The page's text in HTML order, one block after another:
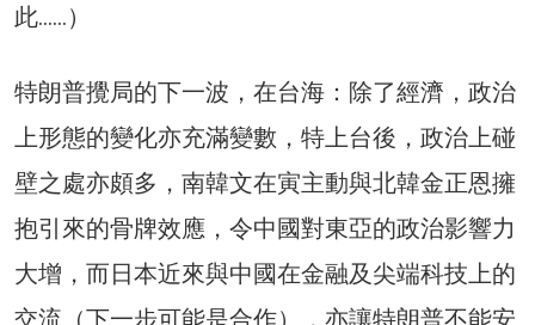
此……）
特朗普攪局的下一波，在台海：除了經濟，政治
上形態的變化亦充滿變數，特上台後，政治上碰
壁之處亦頗多，南韓文在寅主動與北韓金正恩擁
抱引來的骨牌效應，令中國對東亞的政治影響力
大增，而日本近來與中國在金融及尖端科技上的
交流（下一步可能是合作），亦讓特朗普不能安